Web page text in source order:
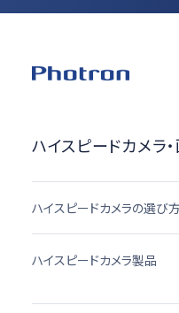
ハイスピードカメラ
ハイスピードカメラの選び
ハイスピードカメラ製品